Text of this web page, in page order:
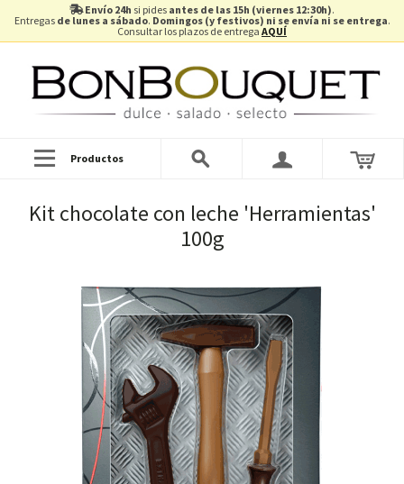
Envío 24h si pides antes de las 15h (viernes 12:30h).
Entregas de lunes a sábado. Domingos (y festivos) ni se envía ni se entrega.
Consultar los plazos de entrega AQUÍ
Productos
Kit chocolate con leche 'Herramientas'
100g